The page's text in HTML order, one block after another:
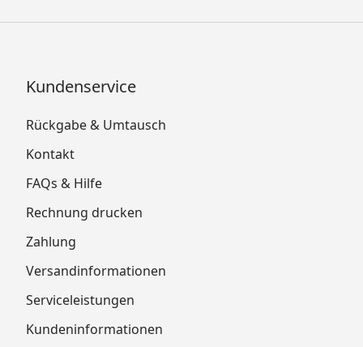
Kundenservice
Rückgabe & Umtausch
Kontakt
FAQs & Hilfe
Rechnung drucken
Zahlung
Versandinformationen
Serviceleistungen
Kundeninformationen